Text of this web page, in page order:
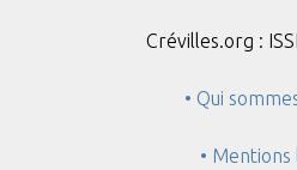
Crévilles.org :
• Qui
• Mentions